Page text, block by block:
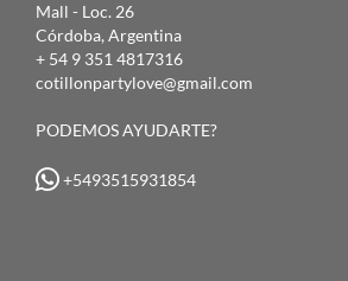
Mall - Loc. 26
Córdoba, Argentina
+ 54 9 351 4817316
cotillonpartylove@gmail.com
PODEMOS AYUDARTE?
+5493515931854